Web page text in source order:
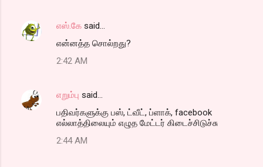
எஸ்.கே said…
என்னத்த சொல்றது?
2:42 AM
எறும்பு said…
பதிவர்களுக்கு பஸ், ட்வீட், ப்ளாக், facebook
எல்லாத்திலையும் எழுத மேட்டர் கிடைச்சிடுச்சு
2:44 AM